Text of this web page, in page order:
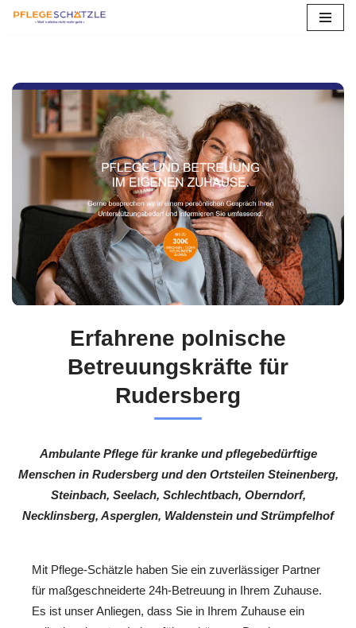
springen
Erfahrene polnische
Betreuungskräfte für
Rudersberg
Ambulante Pflege für kranke und pflegebedürftige
Menschen in Rudersberg und den Ortsteilen Steinenberg,
Steinbach, Seelach, Schlechtbach, Oberndorf,
Necklinsberg, Asperglen, Waldenstein und Strümpfelhof
Mit Pflege-Schätzle haben Sie ein zuverlässiger Partner
für maßgeschneiderte 24h-Betreuung in Ihrem Zuhause.
Es ist unser Anliegen, dass Sie in Ihrem Zuhause ein